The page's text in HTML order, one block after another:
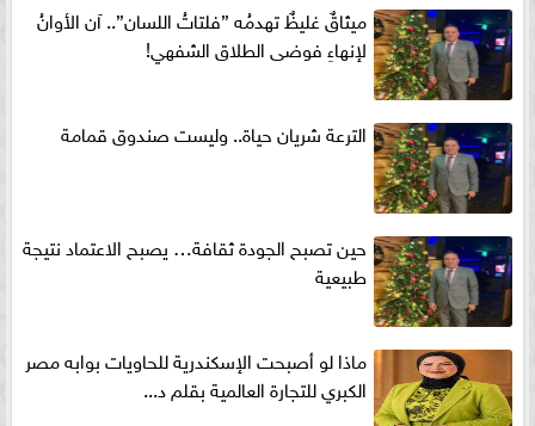
ميثاقٌ غليظٌ تهدمُه ”فلتاتُ اللسان”.. آن الأوانُ
لإنهاءِ فوضى الطلاق الشفهي!
الترعة شريان حياة.. وليست صندوق قمامة
حين تصبح الجودة ثقافة… يصبح الاعتماد نتيجة
طبيعية
ماذا لو أصبحت الإسكندرية للحاويات بوابه مصر
الكبري للتجارة العالمية بقلم د...